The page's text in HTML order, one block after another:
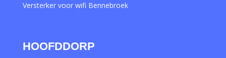
Versterker voor wifi Bennebroek
HOOFDDORP